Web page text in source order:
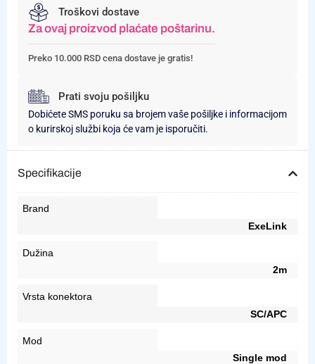
Troškovi dostave
Za ovaj proizvod plaćate poštarinu.
Preko 10.000 RSD cena dostave je gratis!
Prati svoju pošiljku
Dobićete SMS poruku sa brojem vaše pošiljke i informacijom
o kurirskoj službi koja će vam je isporučiti.
Specifikacije
Brand
ExeLink
Dužina
2m
Vrsta konektora
SC/APC
Mod
Single mod